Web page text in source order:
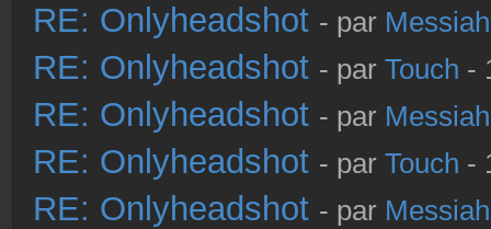
RE: Onlyheadshot - par
RE: Onlyheadshot - par Touch -
RE: Onlyheadshot - par
RE: Onlyheadshot - par Touch -
RE: Onlyheadshot - par